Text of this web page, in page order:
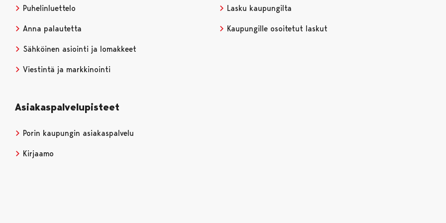
Puhelinluettelo
Anna palautetta
Sähköinen asiointi ja lomakkeet
Viestintä ja markkinointi
Lasku kaupungilta
Kaupungille osoitetut laskut
Asiakaspalvelupisteet
Porin kaupungin asiakaspalvelu
Kirjaamo